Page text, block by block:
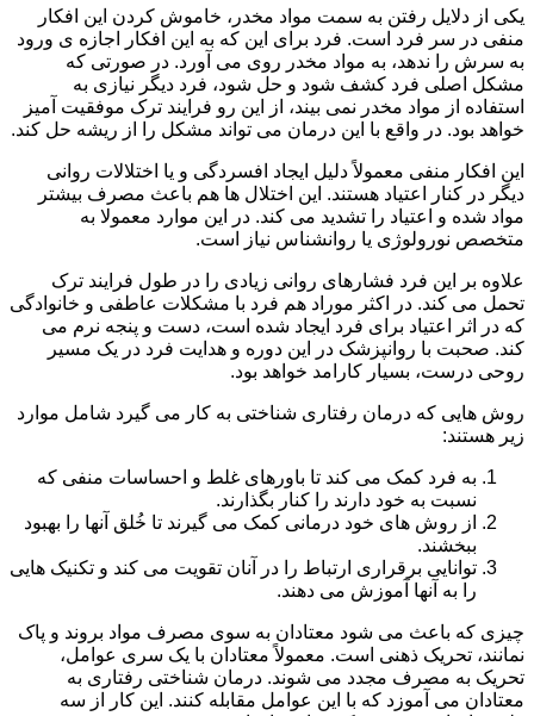
یکی از دلایل رفتن به سمت مواد مخدر، خاموش کردن این افکار
منفی در سر فرد است. فرد برای این که به این افکار اجازه ی ورود
به سرش را ندهد، به مواد مخدر روی می آورد. در صورتی که
مشکل اصلی فرد کشف شود و حل شود، فرد دیگر نیازی به
استفاده از مواد مخدر نمی بیند، از این رو فرایند ترک موفقیت آمیز
خواهد بود. در واقع با این درمان می تواند مشکل را از ریشه حل کند.
این افکار منفی معمولاً دلیل ایجاد افسردگی و یا اختلالات روانی
دیگر در کنار اعتیاد هستند. این اختلال ها هم باعث مصرف بیشتر
مواد شده و اعتیاد را تشدید می کند. در این موارد معمولا به
متخصص نورولوژی یا روانشناس نیاز است.
علاوه بر این فرد فشارهای روانی زیادی را در طول فرایند ترک
تحمل می کند. در اکثر موراد هم فرد با مشکلات عاطفی و خانوادگی
که در اثر اعتیاد برای فرد ایجاد شده است، دست و پنجه نرم می
کند. صحبت با روانپزشک در این دوره و هدایت فرد در یک مسیر
روحی درست، بسیار کارامد خواهد بود.
روش هایی که درمان رفتاری شناختی به کار می گیرد شامل موارد
زیر هستند:
به فرد کمک می کند تا باورهای غلط و احساسات منفی که
نسبت به خود دارند را کنار بگذارند.
از روش های خود درمانی کمک می گیرند تا خُلق آنها را بهبود
ببخشند.
توانایی برقراری ارتباط را در آنان تقویت می کند و تکنیک هایی
را به آنها آموزش می دهند.
چیزی که باعث می شود معتادان به سوی مصرف مواد بروند و پاک
نمانند، تحریک ذهنی است. معمولاً معتادان با یک سری عوامل،
تحریک به مصرف مجدد می شوند. درمان شناختی رفتاری به
معتادان می آموزد که با این عوامل مقابله کنند. این کار از سه